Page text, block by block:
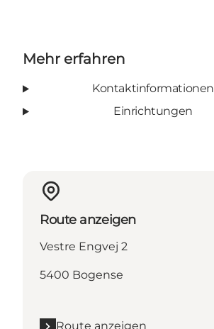
Mehr erfahren
Kontaktinformationen
Einrichtungen
Route anzeigen
Vestre Engvej 2
5400 Bogense
Route anzeigen